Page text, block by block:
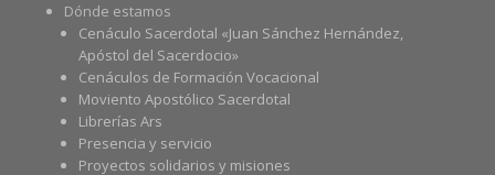
Dónde estamos
Cenáculo Sacerdotal «Juan Sánchez Hernández,
Apóstol del Sacerdocio»
Cenáculos de Formación Vocacional
Moviento Apostólico Sacerdotal
Librerías Ars
Presencia y servicio
Proyectos solidarios y misiones